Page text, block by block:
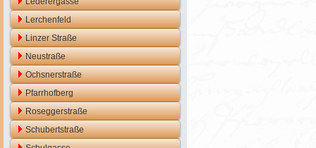
Lerchenfeld
Linzer Straße
Neustraße
Ochsnerstraße
Pfarrhofberg
Roseggerstraße
Schubertstraße